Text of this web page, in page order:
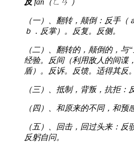
（一）、翻转，颠倒：反手（
ｂ．反掌）。反复。反侧。
（二）、翻转的，颠倒的，与
经验。反间（利用敌人的间谍
盾）。反诉。反馈。适得其反
（三）、抵制，背叛，抗拒：
（四）、和原来的不同，和预
（五）、回击，回过头来：反
反躬自问。